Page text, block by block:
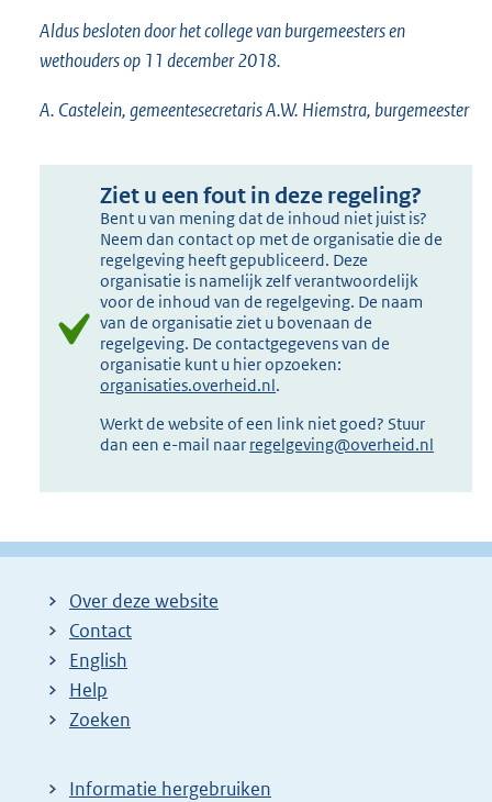
Aldus besloten door het college van burgemeesters en
wethouders op 11 december 2018.
A. Castelein, gemeentesecretaris A.W. Hiemstra, burgemeester
Ziet u een fout in deze regeling?
Bent u van mening dat de inhoud niet juist is?
Neem dan contact op met de organisatie die de
regelgeving heeft gepubliceerd. Deze
organisatie is namelijk zelf verantwoordelijk
voor de inhoud van de regelgeving. De naam
van de organisatie ziet u bovenaan de
regelgeving. De contactgegevens van de
organisatie kunt u hier opzoeken:
organisaties.overheid.nl.
Werkt de website of een link niet goed? Stuur
dan een e-mail naar regelgeving@overheid.nl
Over deze website
Contact
English
Help
Zoeken
Informatie hergebruiken